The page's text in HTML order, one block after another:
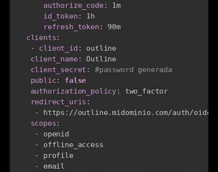
authorize_code :
1m
id_token :
1h
refresh_token :
90m
clients:
-
client_id :
outline
client_name :
Outline
client_secret :
#password generada
public:
false
authorization_policy:
two_factor
redirect_uris :
-
https : //outline.midominio.com/auth/
scopes:
-
openid
-
offline_access
-
profile
-
email